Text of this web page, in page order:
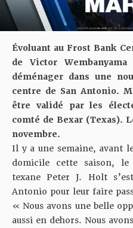
Évoluant au Frost Bank
de Victor
déménager dans une
centre de San Antonio.
être validé par les
comté de Bexar (Texas).
novembre.
Il y a une semaine, avant
domicile cette saison,
texane Peter J. Holt
Antonio pour leur faire
« Nous avons une belle
aussi en dehors. Nous